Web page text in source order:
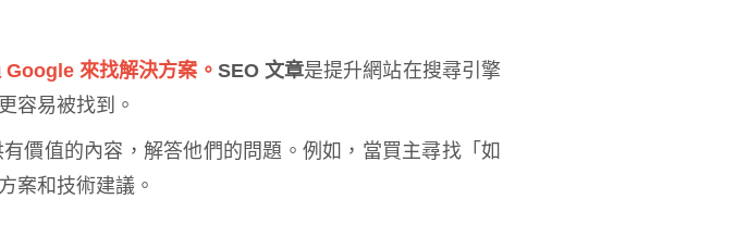
來找解決方案。 SEO 文章是提升網站在搜尋引擎
容易被找到。
價值的內容，解答他們的問題。例如，當買主尋找「如
案和技術建議。